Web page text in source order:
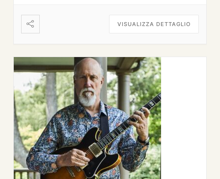
VISUALIZZA DETTAGLIO